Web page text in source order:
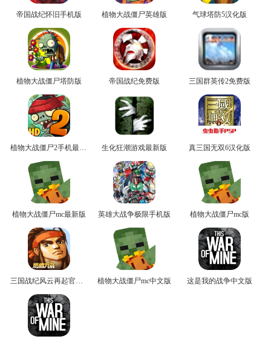
帝国战纪怀旧手机版 植物大战僵尸英雄版 气球塔防5汉化版
植物大战僵尸塔防版 帝国战纪免费版 三国群英传2免费版
植物大战僵尸2手机最新版 生化狂潮游戏最新版 真三国无双6汉化版
植物大战僵尸mc最新版 英雄大战争极限手机版 植物大战僵尸mc版
三国战纪风云再起官方版 植物大战僵尸mc中文版 这是我的战争中文版